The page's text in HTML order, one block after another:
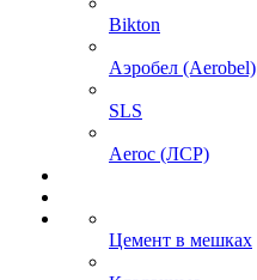
Bikton
Аэробел (Aerobel)
SLS
Aeroc (ЛСР)
Цемент в мешках